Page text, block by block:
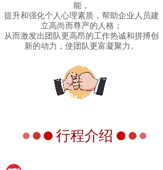
能，
提升和强化个人心理素质，帮助企业人员建
立高尚而尊严的人格；
从而激发出团队更高昂的工作热诚和拼搏创
新的动力，使团队更富凝聚力。
行程介绍